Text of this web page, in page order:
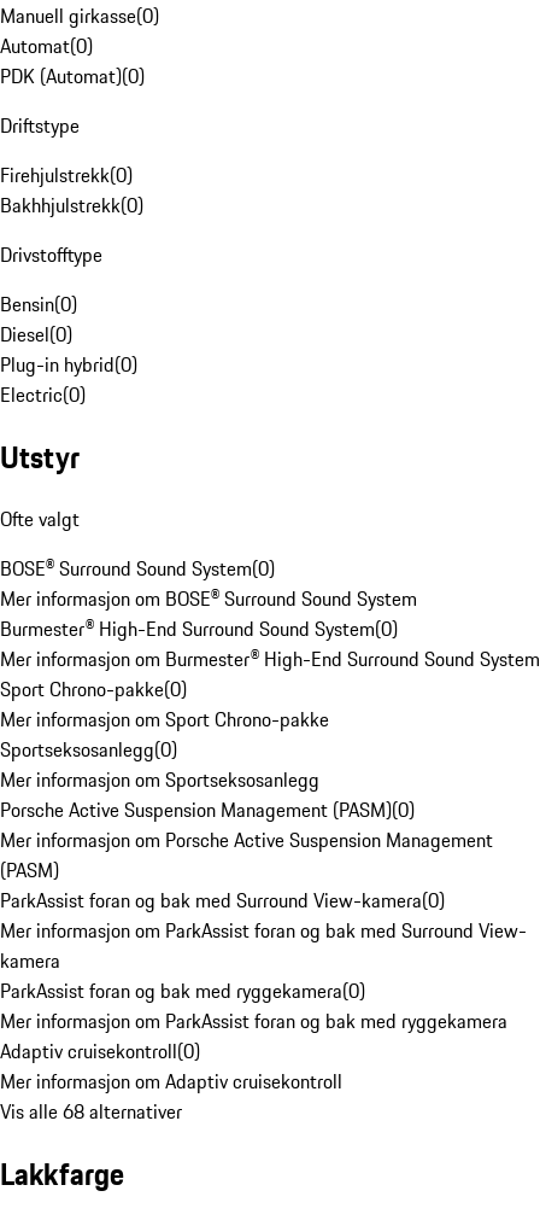
Manuell girkasse(0)
Automat(0)
PDK (Automat)(0)
Driftstype
Firehjulstrekk(0)
Bakhhjulstrekk(0)
Drivstofftype
Bensin(0)
Diesel(0)
Plug-in hybrid(0)
Electric(0)
Utstyr
Ofte valgt
BOSE® Surround Sound System(0)
Mer informasjon om BOSE® Surround Sound System
Burmester® High-End Surround Sound System(0)
Mer informasjon om Burmester® High-End Surround Sound System
Sport Chrono-pakke(0)
Mer informasjon om Sport Chrono-pakke
Sportseksosanlegg(0)
Mer informasjon om Sportseksosanlegg
Porsche Active Suspension Management (PASM)(0)
Mer informasjon om Porsche Active Suspension Management
(PASM)
ParkAssist foran og bak med Surround View-kamera(0)
Mer informasjon om ParkAssist foran og bak med Surround View-
kamera
ParkAssist foran og bak med ryggekamera(0)
Mer informasjon om ParkAssist foran og bak med ryggekamera
Adaptiv cruisekontroll(0)
Mer informasjon om Adaptiv cruisekontroll
Vis alle 68 alternativer
Lakkfarge